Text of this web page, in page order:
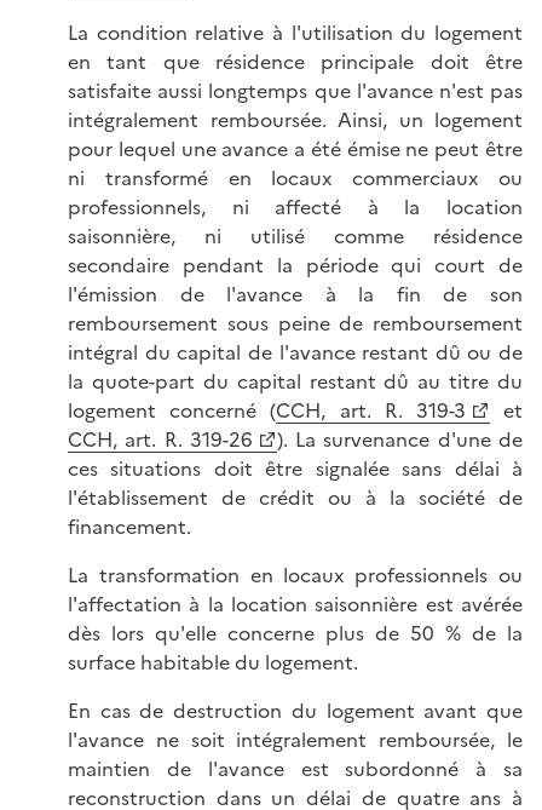
La condition relative à l'utilisation du logement
en tant que résidence principale doit être
satisfaite aussi longtemps que l'avance n'est pas
intégralement remboursée. Ainsi, un logement
pour lequel une avance a été émise ne peut être
ni transformé en locaux commerciaux ou
professionnels, ni affecté à la location
saisonnière, ni utilisé comme résidence
secondaire pendant la période qui court de
l'émission de l'avance à la fin de son
remboursement sous peine de remboursement
intégral du capital de l'avance restant dû ou de
la quote-part du capital restant dû au titre du
logement concerné (CCH, art. R. 319-3
et
CCH, art. R. 319-26
). La survenance d'une de
ces situations doit être signalée sans délai à
l'établissement de crédit ou à la société de
financement.
La transformation en locaux professionnels ou
l'affectation à la location saisonnière est avérée
dès lors qu'elle concerne plus de 50 % de la
surface habitable du logement.
En cas de destruction du logement avant que
l'avance ne soit intégralement remboursée, le
maintien de l'avance est subordonné à sa
reconstruction dans un délai de quatre ans à